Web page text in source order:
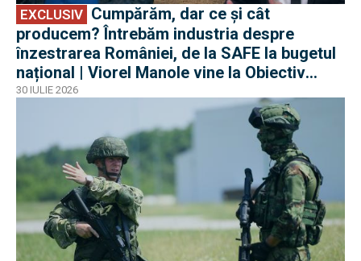
EXCLUSIV
producem? Întrebăm industria despre
înzestrarea României, de la SAFE la bugetul
național | Viorel Manole vine la Obiectiv
EuroAtlantic la DefenseRomania
30 IULIE 2026